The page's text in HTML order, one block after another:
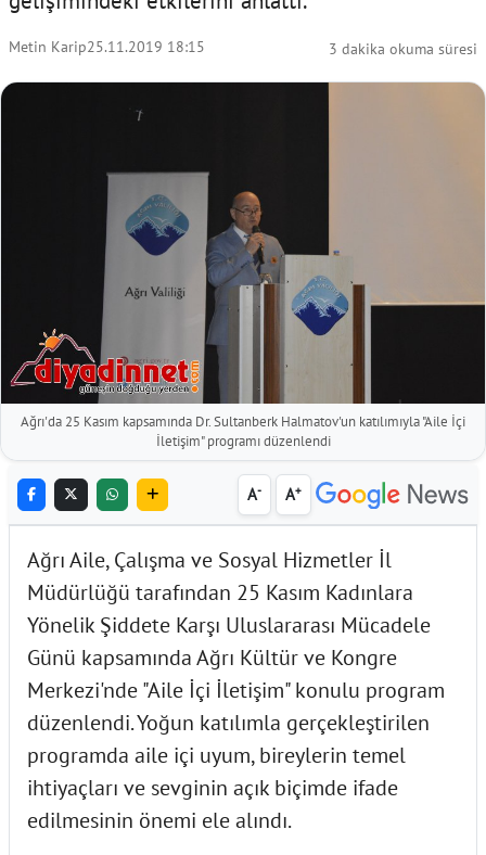
Metin Karip25.11.2019 18:15 3 dakika okuma süresi
Ağrı'da 25 Kasım kapsamında Dr. Sultanberk Halmatov'un katılımıyla "Aile İçi
İletişim" programı düzenlendi
A- A+
Ağrı Aile, Çalışma ve Sosyal Hizmetler İl
Müdürlüğü tarafından 25 Kasım Kadınlara
Yönelik Şiddete Karşı Uluslararası Mücadele
Günü kapsamında Ağrı Kültür ve Kongre
Merkezi'nde "Aile İçi İletişim" konulu program
düzenlendi. Yoğun katılımla gerçekleştirilen
programda aile içi uyum, bireylerin temel
ihtiyaçları ve sevginin açık biçimde ifade
edilmesinin önemi ele alındı.